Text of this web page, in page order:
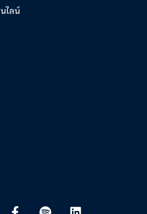
ไลน์